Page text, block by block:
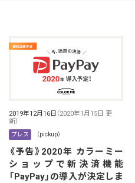
2019年12月16日 （2020年1月15日 更
新）
プレス （pickup）
《予告》2020年 カラーミー
ショップで新決済機能
「PayPay」の導入が決定しま